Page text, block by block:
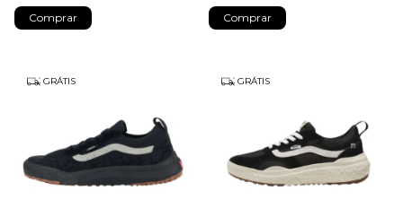
Comprar Comprar
GRÁTIS GRÁTIS